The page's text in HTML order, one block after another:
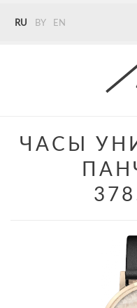
RU BY EN
+375 (29) 272 51 56
ЧАСЫ